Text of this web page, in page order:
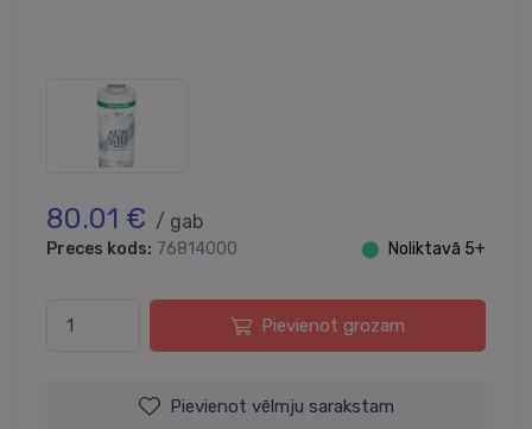
80.01 € / gab
Preces kods: 76814000 ⬤ Noliktavā 5+
Pievienot grozam
Pievienot vēlmju sarakstam